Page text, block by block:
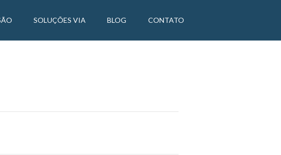
SOLUÇÕES VIA BLOG CONTATO